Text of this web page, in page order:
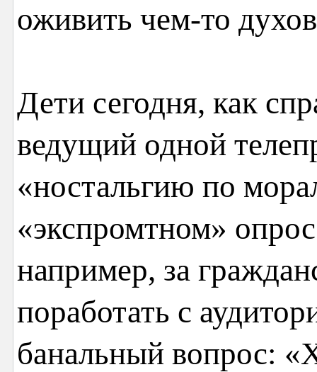
оживить чем-то
Дети сегодня, как
ведущий одной
«ностальгию по
«экспромтном»
например, за
поработать с
банальный вопрос: